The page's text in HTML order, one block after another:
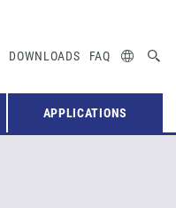
DOWNLOADS FAQ
APPLICATIONS